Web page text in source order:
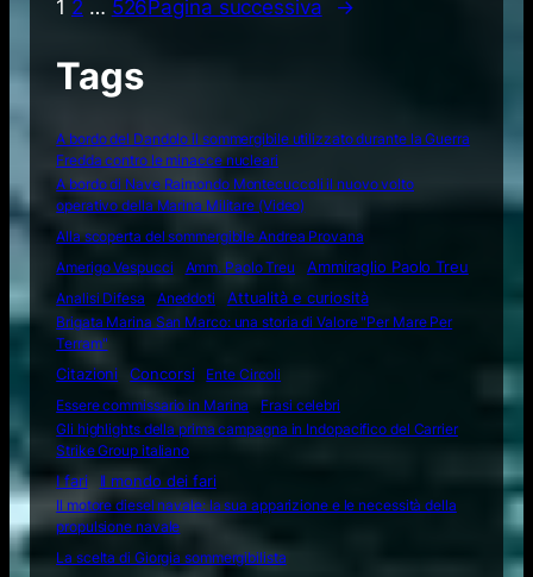
1 2 … 526Pagina successiva →
Tags
A bordo del Dandolo il sommergibile utilizzato durante la Guerra
Fredda contro le minacce nucleari
A bordo di Nave Raimondo Montecuccoli il nuovo volto
operativo della Marina Militare (Video)
Alla scoperta del sommergibile Andrea Provana
Amerigo Vespucci
Amm. Paolo Treu
Ammiraglio Paolo Treu
Analisi Difesa
Aneddoti Attualità e curiosità
Brigata Marina San Marco: una storia di Valore "Per Mare Per
Terram"
Citazioni
Concorsi
Ente Circoli
Essere commissario in Marina
Frasi celebri
Gli highlights della prima campagna in Indopacifico del Carrier
Strike Group italiano
I fari
Il mondo dei fari
Il motore diesel navale: la sua apparizione e le necessità della
propulsione navale
La scelta di Giorgia sommergibilista